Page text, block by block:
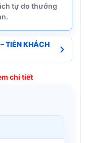
tự do thưởng
TIỄN KHÁCH
chi tiết